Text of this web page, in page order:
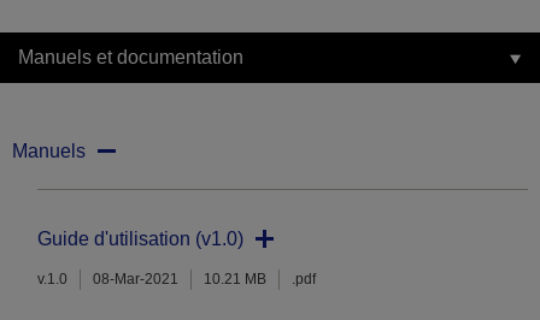
Manuels et documentation
Manuels
Guide d'utilisation (v1.0)
v.1.0 08-Mar-2021 10.21 MB .pdf